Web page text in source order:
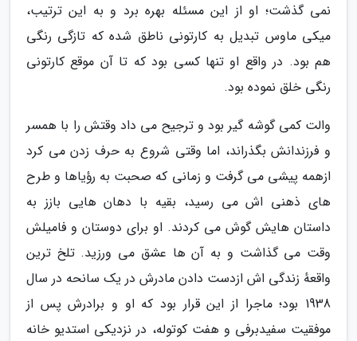
نمی گذشت؛ او از این مسئله بهره برد و به این ترتیب،
میکی ماوس تبدیل به کارتونی ناطق شده که تازگی رنگی
هم بود. در واقع او تنها کسی بود که تا آن موقع کارتونی
رنگی خلق نموده بود.
والت کمی گوشه گیر بود و ترجیح می داد وقتش را با همسر
و فرزندانش بگذراند، اما وقتی شروع به حرف زدن می کرد
ازهمه پیشی می گرفت و زمانی که صحبت به رؤیاها و طرح
های ذهنی اش می رسید، بقیه با دهان هایی بازز به
داستان هایش گوش می کردند. او برای دوستان و فامیلش
وقت می گذاشت و به آن ها عشق می ورزید. تلخ ترین
واقعهٔ زندگی اش ازدست دادن مادرش در یک سانحه در سال
1938 بود؛ ماجرا از این قرار بود که او و برادرش پس از
موفقیت سفیدبرفی و هفت کوتوله، در نزدیکی استدیو خانه